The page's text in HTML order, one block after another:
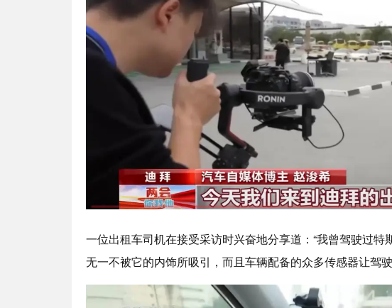
一位出租车司机在接受采访时兴奋地分享道：“我曾驾驶过
无一不被它的内饰所吸引，而且车辆配备的众多传感器让驾